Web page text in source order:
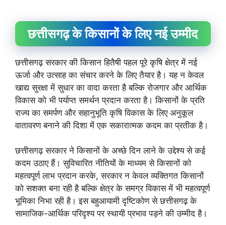
छत्तीसगढ़ के किसानों के लिए नई उम्मीद
छत्तीसगढ़ सरकार की किसान हितैषी पहल पूरे कृषि क्षेत्र में नई
ऊर्जा और उत्साह का संचार करने के लिए तैयार है। यह न केवल
खाद्य सुरक्षा में सुधार का वादा करता है बल्कि रोजगार और आर्थिक
विकास को भी पर्याप्त समर्थन प्रदान करता है। किसानों के प्रति
राज्य का समर्पण और सहानुभूति कृषि विकास के लिए अनुकूल
वातावरण बनाने की दिशा में एक सकारात्मक कदम का प्रतीक है।
छत्तीसगढ़ सरकार ने किसानों के अच्छे दिन लाने के उद्देश्य से कई
कदम उठाए हैं। सुविचारित नीतियों के माध्यम से किसानों को
महत्वपूर्ण लाभ प्रदान करके, सरकार न केवल व्यक्तिगत किसानों
को सशक्त बना रही है बल्कि क्षेत्र के समग्र विकास में भी महत्वपूर्ण
भूमिका निभा रही है। इस बहुआयामी दृष्टिकोण से छत्तीसगढ़ के
सामाजिक-आर्थिक परिदृश्य पर स्थायी प्रभाव पड़ने की उम्मीद है।